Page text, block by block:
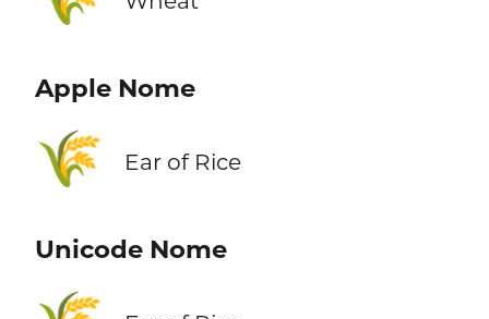
Apple Nome
🌾 Ear of Rice
Unicode Nome